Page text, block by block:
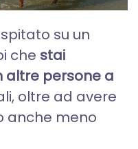
su un
che stai
altre persone a
oltre ad avere
anche meno